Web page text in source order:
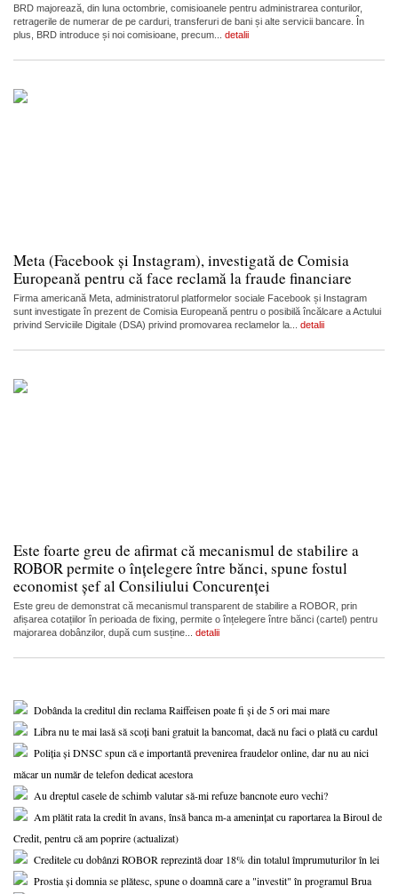
BRD majorează, din luna octombrie, comisioanele pentru administrarea conturilor,
retragerile de numerar de pe carduri, transferuri de bani și alte servicii bancare. În
plus, BRD introduce și noi comisioane, precum... detalii
Meta (Facebook și Instagram), investigată de Comisia
Europeană pentru că face reclamă la fraude financiare
Firma americană Meta, administratorul platformelor sociale Facebook și Instagram
sunt investigate în prezent de Comisia Europeană pentru o posibilă încălcare a Actului
privind Serviciile Digitale (DSA) privind promovarea reclamelor la... detalii
Este foarte greu de afirmat că mecanismul de stabilire a
ROBOR permite o înțelegere între bănci, spune fostul
economist șef al Consiliului Concurenței
Este greu de demonstrat că mecanismul transparent de stabilire a ROBOR, prin
afișarea cotațiilor în perioada de fixing, permite o înțelegere între bănci (cartel) pentru
majorarea dobânzilor, după cum susține... detalii
Dobânda la creditul din reclama Raiffeisen poate fi și de 5 ori mai mare
Libra nu te mai lasă să scoți bani gratuit la bancomat, dacă nu faci o plată cu cardul
Poliția și DNSC spun că e importantă prevenirea fraudelor online, dar nu au nici
măcar un număr de telefon dedicat acestora
Au dreptul casele de schimb valutar să-mi refuze bancnote euro vechi?
Am plătit rata la credit în avans, însă banca m-a amenințat cu raportarea la Biroul de
Credit, pentru că am poprire (actualizat)
Creditele cu dobânzi ROBOR reprezintă doar 18% din totalul împrumuturilor în lei
Prostia și domnia se plătesc, spune o doamnă care a "investit" în programul Brua